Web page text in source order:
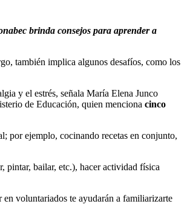
brinda consejos para aprender a
también implica algunos desafíos, como los
y el estrés, señala María Elena Junco
de Educación, quien menciona cinco
por ejemplo, cocinando recetas en conjunto,
pintar, bailar, etc.), hacer actividad física
voluntariados te ayudarán a familiarizarte